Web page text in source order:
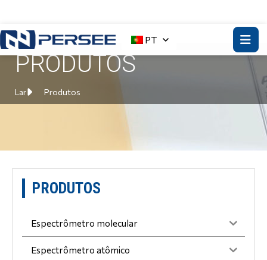
PT
PRODUTOS
Lar Produtos
PRODUTOS
Espectrômetro molecular
Espectrômetro atômico